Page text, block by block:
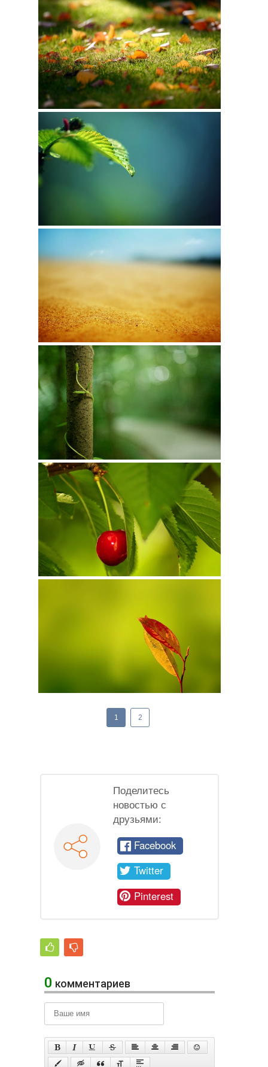
1 2
Поделитесь
новостью с
друзьями:
Facebook
Twitter
Pinterest
0 комментариев